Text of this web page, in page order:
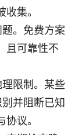
集。
。免费方案
且可靠性不
限制。某些
并阻断已知
议。